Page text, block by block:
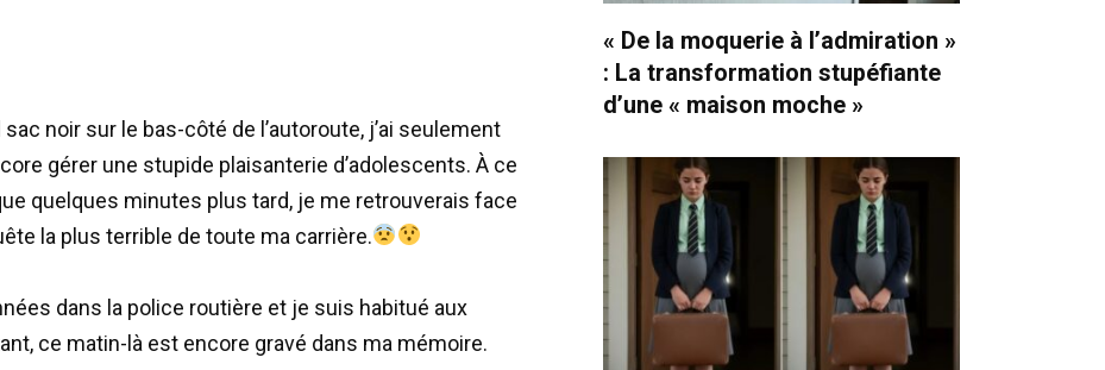
noir sur le bas-côté de l’autoroute, j’ai seulement
gérer une stupide plaisanterie d’adolescents. À ce
quelques minutes plus tard, je me retrouverais face
la plus terrible de toute ma carrière.
dans la police routière et je suis habitué aux
ce matin-là est encore gravé dans ma mémoire.
« De la moquerie à l’admiration »
: La transformation stupéfiante
d’une « maison moche »